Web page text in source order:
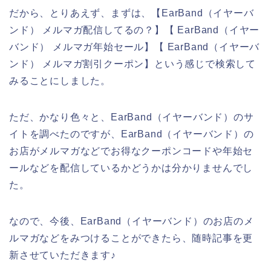
だから、とりあえず、まずは、【EarBand（イヤーバ
ンド） メルマガ配信してるの？】【 EarBand（イヤー
バンド） メルマガ年始セール】【 EarBand（イヤーバ
ンド） メルマガ割引クーポン】という感じで検索して
みることにしました。
ただ、かなり色々と、EarBand（イヤーバンド）のサ
イトを調べたのですが、EarBand（イヤーバンド）の
お店がメルマガなどでお得なクーポンコードや年始セ
ールなどを配信しているかどうかは分かりませんでし
た。
なので、今後、EarBand（イヤーバンド）のお店のメ
ルマガなどをみつけることができたら、随時記事を更
新させていただきます♪